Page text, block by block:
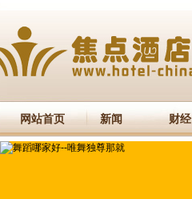
网站首页 新闻 财经